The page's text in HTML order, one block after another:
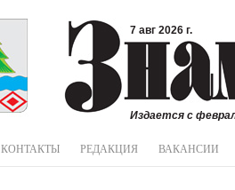
7 авг 2026 г.
Издается с
КОНТАКТЫ РЕДАКЦИЯ ВАКАНСИИ